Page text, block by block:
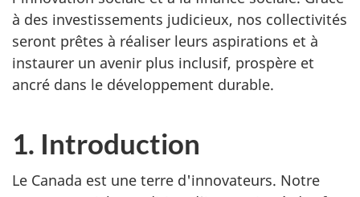
à des investissements judicieux, nos collectivités
seront prêtes à réaliser leurs aspirations et à
instaurer un avenir plus inclusif, prospère et
ancré dans le développement durable.
1. Introduction
Le Canada est une terre d'innovateurs. Notre